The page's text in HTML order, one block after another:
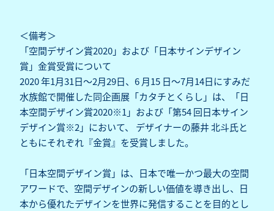
＜備考＞
「空間デザイン賞2020」および「日本サインデザイン
賞」金賞受賞について
2020 年1月31日～2月29日、6 月15 日～7月14日にすみだ
水族館で開催した同企画展「カタチとくらし」は、「日
本空間デザイン賞2020※1」および「第54 回日本サイン
デザイン賞※2」において、 デザイナーの藤井 北斗氏と
ともにそれぞれ『金賞』を受賞しました。
「日本空間デザイン賞」は、日本で唯一かつ最大の空間
アワードで、空間デザインの新しい価値を導き出し、日
本から優れたデザインを世界に発信することを目的とし